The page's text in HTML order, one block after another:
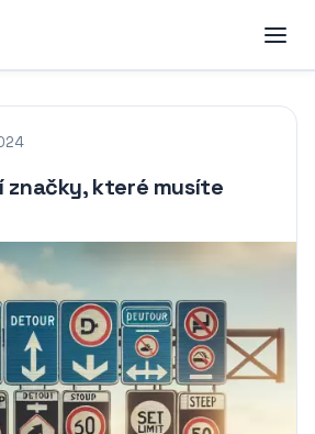
značky, které musíte